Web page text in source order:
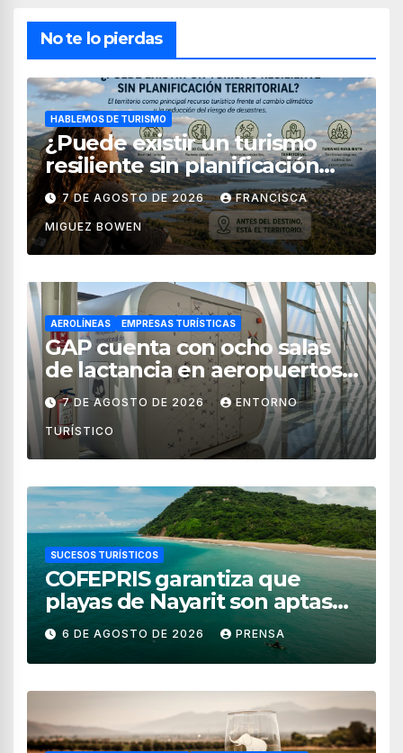
No te lo pierdas
HABLEMOS DE TURISMO
¿Puede existir un turismo
resiliente sin planificación
territorial?
7 DE AGOSTO DE 2026 FRANCISCA
MIGUEZ BOWEN
AEROLÍNEAS EMPRESAS TURÍSTICAS
GAP cuenta con ocho salas
de lactancia en aeropuertos
de México
7 DE AGOSTO DE 2026 ENTORNO
TURÍSTICO
SUCESOS TURÍSTICOS
COFEPRIS garantiza que
playas de Nayarit son aptas
para uso recreativo
6 DE AGOSTO DE 2026 PRENSA